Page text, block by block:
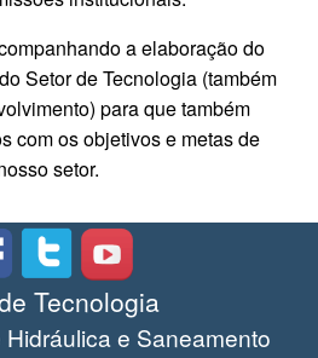
a elaboração do
Setor de Tecnologia (também
para que também
com os objetivos e metas de
setor.
Tecnologia
e Saneamento